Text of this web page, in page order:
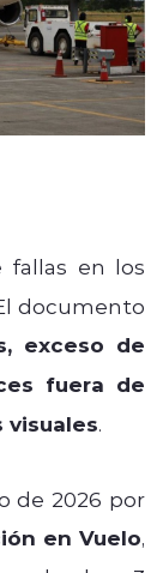
fallas en los
documento
exceso de
fuera de
visuales.
de 2026 por
en Vuelo,